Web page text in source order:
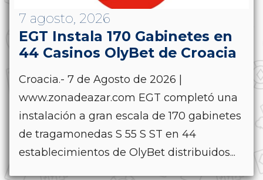
7 agosto, 2026
EGT Instala 170 Gabinetes en
44 Casinos OlyBet de Croacia
Croacia.- 7 de Agosto de 2026 |
www.zonadeazar.com EGT completó una
instalación a gran escala de 170 gabinetes
de tragamonedas S 55 S ST en 44
establecimientos de OlyBet distribuidos...